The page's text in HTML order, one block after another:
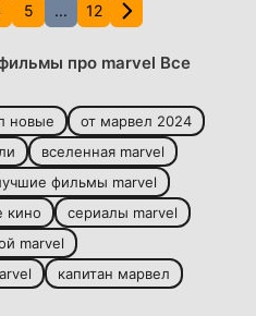
5 ... 12
про marvel Все
новые
от марвел 2024
вселенная marvel
фильмы marvel
кино
сериалы marvel
marvel
капитан марвел